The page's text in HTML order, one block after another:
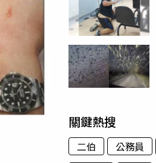
關鍵熱搜
二伯 公務員